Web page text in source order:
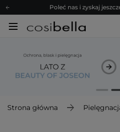
Poleć nas i zyskaj
Zapisz się na
Z nami to możliwe!
Poleć nas i zyskaj
Zapisz się na
Strona główna